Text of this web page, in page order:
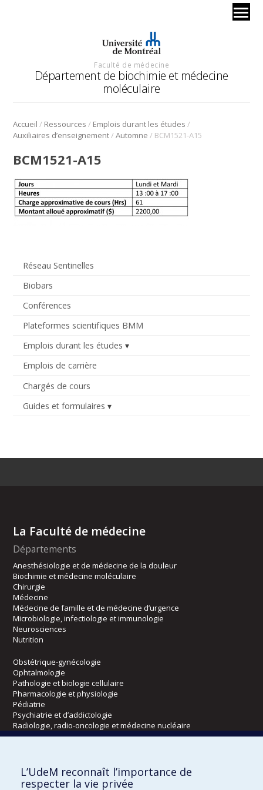
Faculté de médecine
Département de biochimie et médecine
moléculaire
Accueil / Ressources / Emplois durant les études /
Auxiliaires d’enseignement/Automne / BCM1521-A15
Réseau Sentinelles
Biobars
Conférences
Plateformes scientifiques BMM
Emplois durant les études
Emplois de carrière
Chargés de cours
Guides et formulaires
BCM1521-A15
La Faculté de médecine
Départements
Anesthésiologie et de médecine de la douleur
Biochimie et médecine moléculaire
Chirurgie
Médecine
Médecine de famille et de médecine d’urgence
Microbiologie, infectiologie et immunologie
Neurosciences
Nutrition
Obstétrique-gynécologie
Ophtalmologie
Pathologie et biologie cellulaire
Pharmacologie et physiologie
Pédiatrie
Psychiatrie et d’addictologie
Radiologie, radio-oncologie et médecine nucléaire
Écoles
Kinésiologie et des sciences de l’activité physique
L’UdeM reconnaît l’importance de
respecter la vie privée